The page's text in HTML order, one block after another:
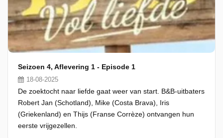
Seizoen 4, Aflevering 1 - Episode 1
18-08-2025
De zoektocht naar liefde gaat weer van start. B&B-uitbaters
Robert Jan (Schotland), Mike (Costa Brava), Iris
(Griekenland) en Thijs (Franse Corrèze) ontvangen hun
eerste vrijgezellen.